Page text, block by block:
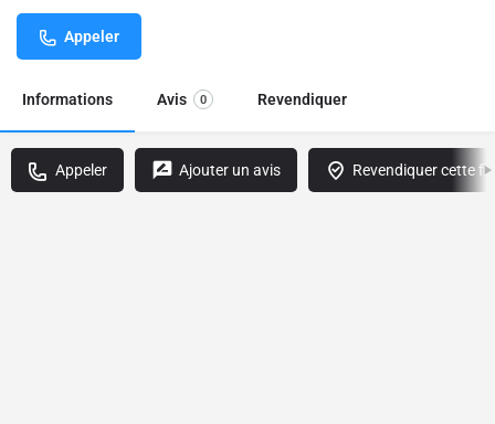
Appeler
Informations Avis 0 Revendiquer
Appeler Ajouter un avis Revendiquer cette